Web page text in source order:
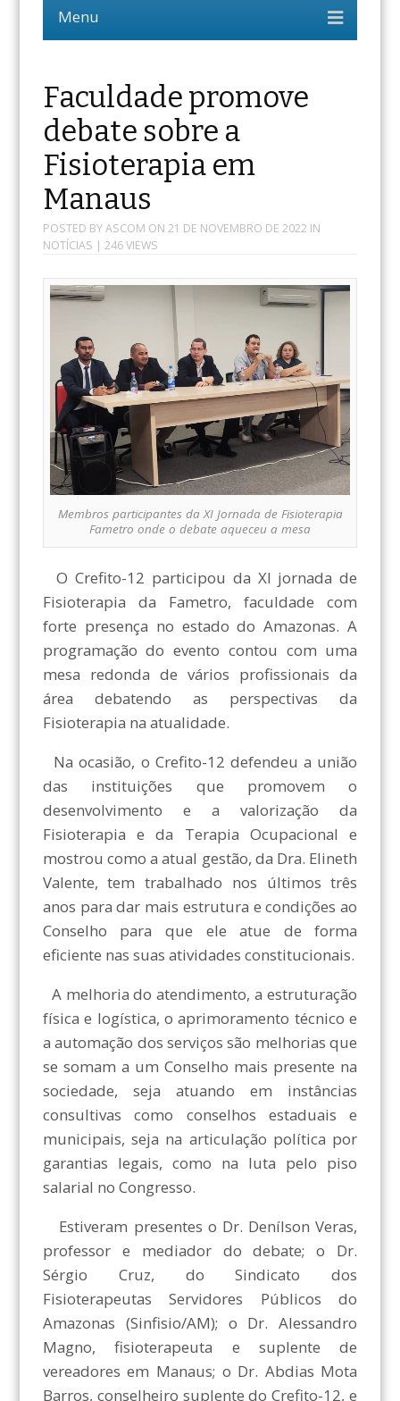
Faculdade promove
debate sobre a
Fisioterapia em
Manaus
POSTED BYASCOM ON 21 DE NOVEMBRO DE 2022 IN
NOTÍCIAS | 246 VIEWS
Membros participantes da XI Jornada de Fisioterapia
Fametro onde o debate aqueceu a mesa
O Crefito-12 participou da XI jornada de
Fisioterapia da Fametro, faculdade com
forte presença no estado do Amazonas. A
programação do evento contou com uma
mesa redonda de vários profissionais da
área debatendo as perspectivas da
Fisioterapia na atualidade.
Na ocasião, o Crefito-12 defendeu a união
das instituições que promovem o
desenvolvimento e a valorização da
Fisioterapia e da Terapia Ocupacional e
mostrou como a atual gestão, da Dra. Elineth
Valente, tem trabalhado nos últimos três
anos para dar mais estrutura e condições ao
Conselho para que ele atue de forma
eficiente nas suas atividades constitucionais.
A melhoria do atendimento, a estruturação
física e logística, o aprimoramento técnico e
a automação dos serviços são melhorias que
se somam a um Conselho mais presente na
sociedade, seja atuando em instâncias
consultivas como conselhos estaduais e
municipais, seja na articulação política por
garantias legais, como na luta pelo piso
salarial no Congresso.
Estiveram presentes o Dr. Denílson Veras,
professor e mediador do debate; o Dr.
Sérgio Cruz, do Sindicato dos
Fisioterapeutas Servidores Públicos do
Amazonas (Sinfisio/AM); o Dr. Alessandro
Magno, fisioterapeuta e suplente de
vereadores em Manaus; o Dr. Abdias Mota
Barros, conselheiro suplente do Crefito-12, e